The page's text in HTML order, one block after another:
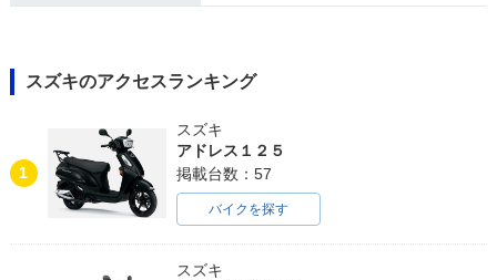
スズキのアクセスランキング
1
スズキ
アドレス１２５
掲載台数：57
バイクを探す
スズキ